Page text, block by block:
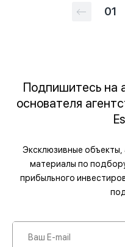
01
Подпишитесь на
основателя
Эксклюзивные объекты,
материалы по
прибыльного